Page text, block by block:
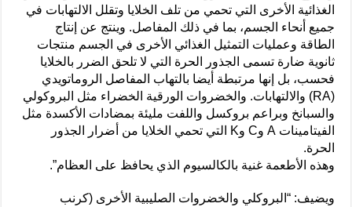
الغذائية الأخرى التي تحمي من تلف الخلايا وتقلل الالتهابات في
جميع أنحاء الجسم، بما في ذلك المفاصل. وينتج عن إنتاج
الطاقة وعمليات التمثيل الغذائي الأخرى في الجسم منتجات
ثانوية ضارة تسمى الجذور الحرة التي لا تلحق الضرر بالخلايا
فحسب، بل إنها مرتبطة أيضا بالتهاب المفاصل الروماتويدي
(RA) والالتهابات. والخضروات الورقية الخضراء مثل البروكولي
والسبانخ وبراعم بروكسل واللفت مليئة بمضادات الأكسدة مثل
الفيتامينات A وC وK التي تحمي الخلايا من أضرار الجذور
الحرة.
وهذه الأطعمة غنية بالكالسيوم الذي يحافظ على العظام”.
ويضيف: “البروكلي والخضروات الصليبية الأخرى (كرنب